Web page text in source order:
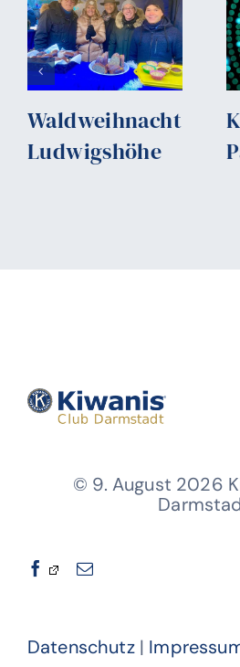
Waldweihnacht
Ludwigshöhe
© 9. August 2026
Datenschutz|